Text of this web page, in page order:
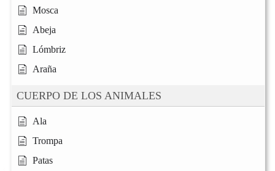
Mosca
Abeja
Lómbriz
Araña
CUERPO DE LOS ANIMALES
Ala
Trompa
Patas